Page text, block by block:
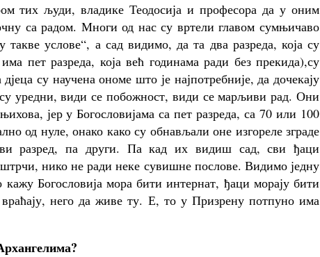
тих људи, владике Теодосија и професора да у оним
са радом. Многи од нас су вртели главом сумњичаво
услове“, а сад видимо, да та два разреда, која су
пет разреда, која већ годинама ради без прекида),су
су научена ономе што је најпотребније, да дочекају
су уредни, види се побожност, види се марљиви рад. Они
јер у Богословијама са пет разреда, са 70 или 100
од нуле, онако како су обнављали оне изгореле зграде
разред, па други. Па кад их видиш сад, сви ђаци
штрчи, нико не ради неке сувишне послове. Видимо једну
Богословија мора бити интернат, ђаци морају бити
него да живе ту. Е, то у Призрену потпуно има